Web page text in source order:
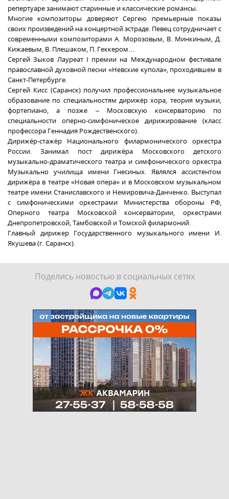
репертуаре занимают старинные и классические романсы.
Многие композиторы доверяют Сергею премьерные показы
своих произведений на концертной эстраде. Певец сотрудничает с
современными композиторами А. Морозовым, В. Минкиным, Д.
Кижаевым, В. Плешаком, П. Геккером…
Сергей Зыков Лауреат I премии на Международном фестивале
православной духовной песни «Невские купола», проходившем в
Санкт-Петербурге.
Сергей Кисс (Саранск) получил профессиональнее музыкальное
образование по специальностям дирижёр хора, теория музыки,
фортепиано, а позже – Московскую консерваторию по
специальности оперно-симфоническое дирижирование (класс
профессора Геннадия Рождественского).
Дирижёр-стажёр Национального филармонического оркестра
России. Занимал пост дирижёра Московского детского
музыкально-драматического театра и симфонического оркестра
Музыкально училища имени Гнесиных. Являлся ассистентом
дирижёра в театре «Новая опера» и в Московском музыкальном
театре имени Станиславского и Немировича-Данченко. Выступал
с симфоническими оркестрами Министерства обороны РФ,
Оперного театра Московской консерватории, оркестрами
Днепропетровской, Тамбовской и Томской филармоний.
Главный дирижер Государственного музыкального имени И.
Якушева (г. Саранск).
Поделись новостью в социальных сетях